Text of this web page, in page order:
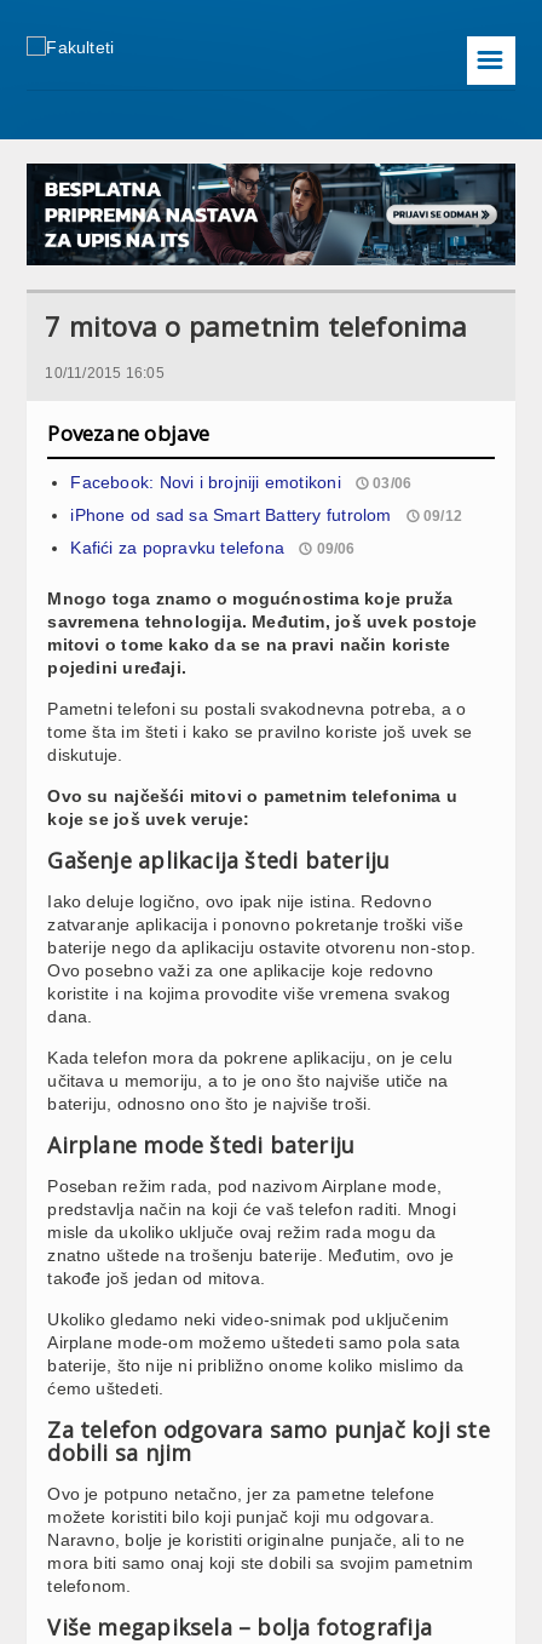
☰
7 mitova o pametnim telefonima
10/11/2015 16:05
Povezane objave
Facebook: Novi i brojniji emotikoni 03/06
iPhone od sad sa Smart Battery futrolom 09/12
Kafići za popravku telefona 09/06
Mnogo toga znamo o mogućnostima koje pruža
savremena tehnologija. Međutim, još uvek postoje
mitovi o tome kako da se na pravi način koriste
pojedini uređaji.
Pametni telefoni su postali svakodnevna potreba, a o
tome šta im šteti i kako se pravilno koriste još uvek se
diskutuje.
Ovo su najčešći mitovi o pametnim telefonima u
koje se još uvek veruje:
Gašenje aplikacija štedi bateriju
Iako deluje logično, ovo ipak nije istina. Redovno
zatvaranje aplikacija i ponovno pokretanje troški više
baterije nego da aplikaciju ostavite otvorenu non-stop.
Ovo posebno važi za one aplikacije koje redovno
koristite i na kojima provodite više vremena svakog
dana.
Kada telefon mora da pokrene aplikaciju, on je celu
učitava u memoriju, a to je ono što najviše utiče na
bateriju, odnosno ono što je najviše troši.
Airplane mode štedi bateriju
Poseban režim rada, pod nazivom Airplane mode,
predstavlja način na koji će vaš telefon raditi. Mnogi
misle da ukoliko uključe ovaj režim rada mogu da
znatno uštede na trošenju baterije. Međutim, ovo je
takođe još jedan od mitova.
Ukoliko gledamo neki video-snimak pod uključenim
Airplane mode-om možemo uštedeti samo pola sata
baterije, što nije ni približno onome koliko mislimo da
ćemo uštedeti.
Za telefon odgovara samo punjač koji ste
dobili sa njim
Ovo je potpuno netačno, jer za pametne telefone
možete koristiti bilo koji punjač koji mu odgovara.
Naravno, bolje je koristiti originalne punjače, ali to ne
mora biti samo onaj koji ste dobili sa svojim pametnim
telefonom.
Više megapiksela – bolja fotografija